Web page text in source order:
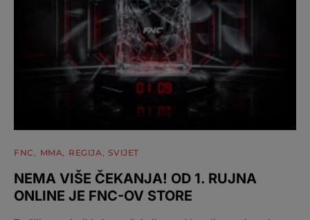
FNC MMA REGIJA SVIJET
NEMA VIŠE ČEKANJA! OD 1. RUJNA
ONLINE JE FNC-OV STORE